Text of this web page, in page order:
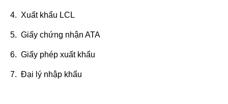
4. Xuất khẩu LCL
5. Giấy chứng nhận ATA
6. Giấy phép xuất khẩu
7. Đại lý nhập khẩu